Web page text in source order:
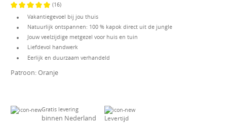
(16)
Vakantiegevoel bij jou thuis
Natuurlijk ontspannen: 100 % kapok direct uit de jungle
Jouw veelzijdige metgezel voor huis en tuin
Liefdevol handwerk
Eerlijk en duurzaam verhandeld
Patroon:Oranje
Gratis levering
binnen Nederland Levertijd